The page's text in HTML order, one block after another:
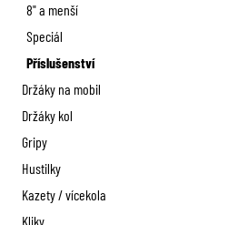
8" a menší
Speciál
Příslušenství
Držáky na mobil
Držáky kol
Gripy
Hustilky
Kazety / vícekola
Kliky